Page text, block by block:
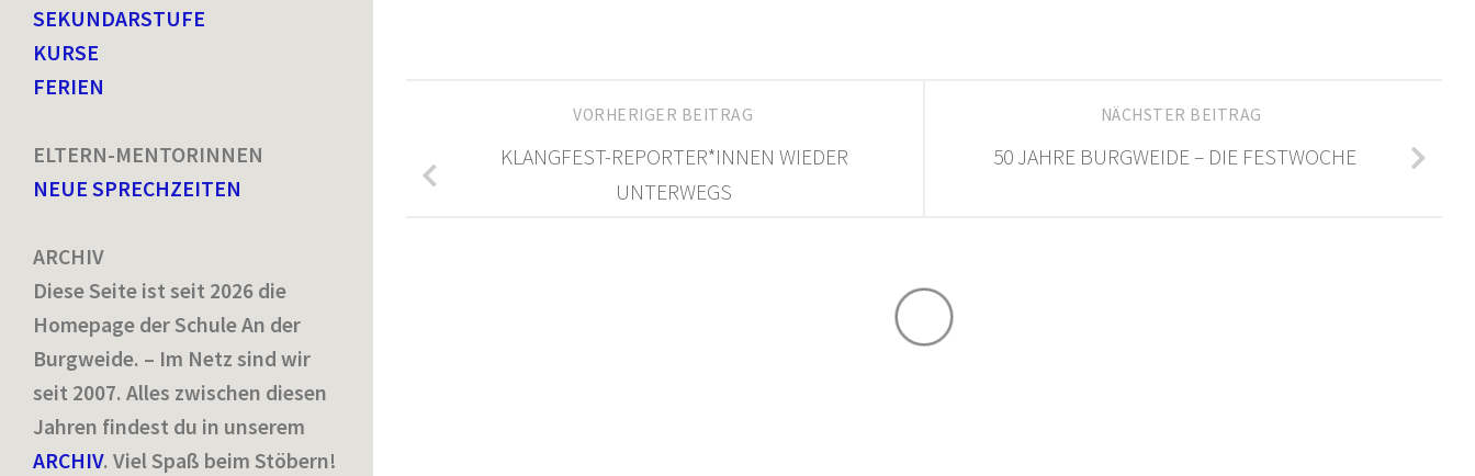
NÄCHSTER BEITRAG
50 JAHRE BURGWEIDE – DIE FESTWOCHE
VORHERIGER BEITRAG
KLANGFEST-REPORTER*INNEN WIEDER
UNTERWEGS
SEKUNDARSTUFE
KURSE
FERIEN
ELTERN-MENTORINNEN
NEUE SPRECHZEITEN
ARCHIV
Diese Seite ist seit 2026 die
Homepage der Schule An der
Burgweide. – Im Netz sind wir
seit 2007. Alles zwischen diesen
Jahren findest du in unserem
ARCHIV. Viel Spaß beim Stöbern!